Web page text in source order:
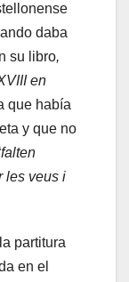
daba
su libro,
en
que había
y que no
falten
les veus i
partitura
en el